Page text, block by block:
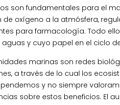
son fundamentales para el
de oxígeno a la atmósfera,
para farmacología. Todo
aguas y cuyo papel en el ciclo
marinas son redes
a través de lo cual los
y no siempre
sobre estos beneficios. El